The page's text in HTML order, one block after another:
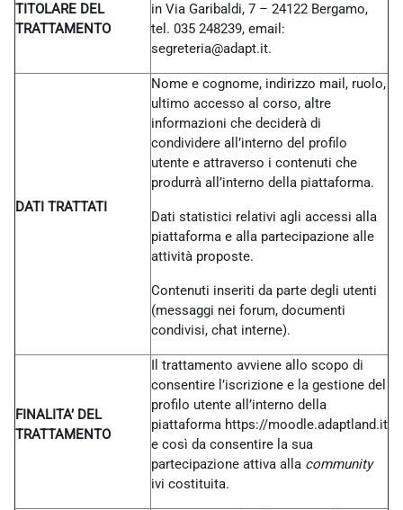
TITOLARE DEL
TRATTAMENTO
in Via Garibaldi, 7 – 24122 Bergamo,
tel. 035 248239, email:
segreteria@adapt.it.
DATI TRATTATI
Nome e cognome, indirizzo mail, ruolo,
ultimo accesso al corso, altre
informazioni che deciderà di
condividere all’interno del profilo
utente e attraverso i contenuti che
produrrà all’interno della piattaforma.
Dati statistici relativi agli accessi alla
piattaforma e alla partecipazione alle
attività proposte.
Contenuti inseriti da parte degli utenti
(messaggi nei forum, documenti
condivisi, chat interne).
FINALITA’ DEL
TRATTAMENTO
Il trattamento avviene allo scopo di
consentire l’iscrizione e la gestione del
profilo utente all’interno della
piattaforma https://moodle.adaptland.it
e così da consentire la sua
partecipazione attiva alla community
ivi costituita.